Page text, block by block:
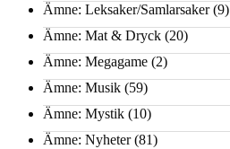
Ämne: Leksaker/Samlarsaker(9)
Ämne: Mat & Dryck (20)
Ämne: Megagame (2)
Ämne: Musik (59)
Ämne: Mystik (10)
Ämne: Nyheter(81)